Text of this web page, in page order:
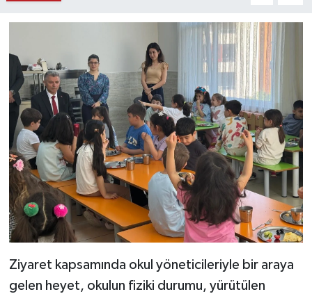
Ziyaret kapsamında okul yöneticileriyle bir araya
gelen heyet, okulun fiziki durumu, yürütülen